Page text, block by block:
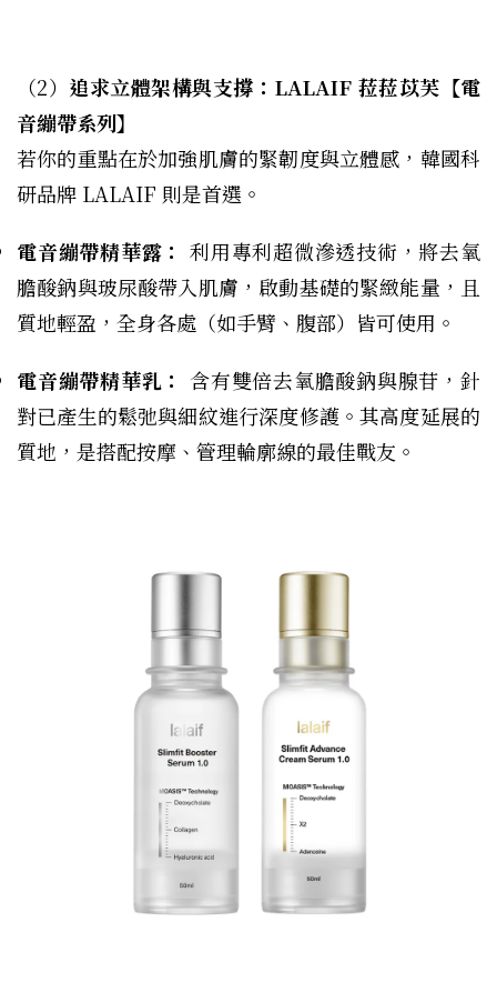
（2） 追求立體架構與支撐：LALAIF 菈菈苡芙【電
音繃帶系列】
若你的重點在於加強肌膚的緊韌度與立體感，韓國科
研品牌 LALAIF 則是首選。
電音繃帶精華露： 利用專利超微滲透技術，將去氧
膽酸鈉與玻尿酸帶入肌膚，啟動基礎的緊緻能量，且
質地輕盈，全身各處（如手臂、腹部）皆可使用。
電音繃帶精華乳：
含有雙倍去氧膽酸鈉與腺苷，針
對已產生的鬆弛與細紋進行深度修護。其高度延展的
質地，是搭配按摩、管理輪廓線的最佳戰友。